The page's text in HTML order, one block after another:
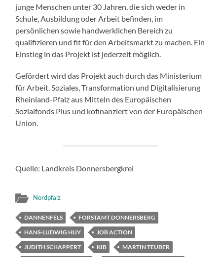
junge Menschen unter 30 Jahren, die sich weder in
Schule, Ausbildung oder Arbeit befinden, im
persönlichen sowie handwerklichen Bereich zu
qualifizieren und fit für den Arbeitsmarkt zu machen. Ein
Einstieg in das Projekt ist jederzeit möglich.
Gefördert wird das Projekt auch durch das Ministerium
für Arbeit, Soziales, Transformation und Digitalisierung
Rheinland-Pfalz aus Mitteln des Europäischen
Sozialfonds Plus und kofinanziert von der Europäischen
Union.
Quelle: Landkreis Donnersbergkrei
Nordpfalz
DANNENFELS
FORSTAMT DONNERSBERG
HANS-LUDWIG HUY
JOB ACTION
JUDITH SCHAPPERT
KIB
MARTIN TEUBER